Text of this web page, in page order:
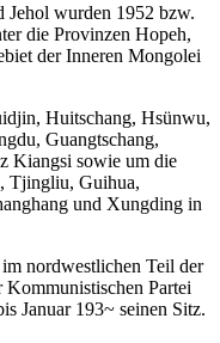
Jehol wurden 1952 bzw.
die Provinzen Hopeh,
der Inneren Mongolei
Huitschang, Hsünwu,
Guangtschang,
Kiangsi sowie um die
Tjingliu, Guihua,
und Xungding in
nordwestlichen Teil der
Partei
Januar 193~ seinen Sitz.